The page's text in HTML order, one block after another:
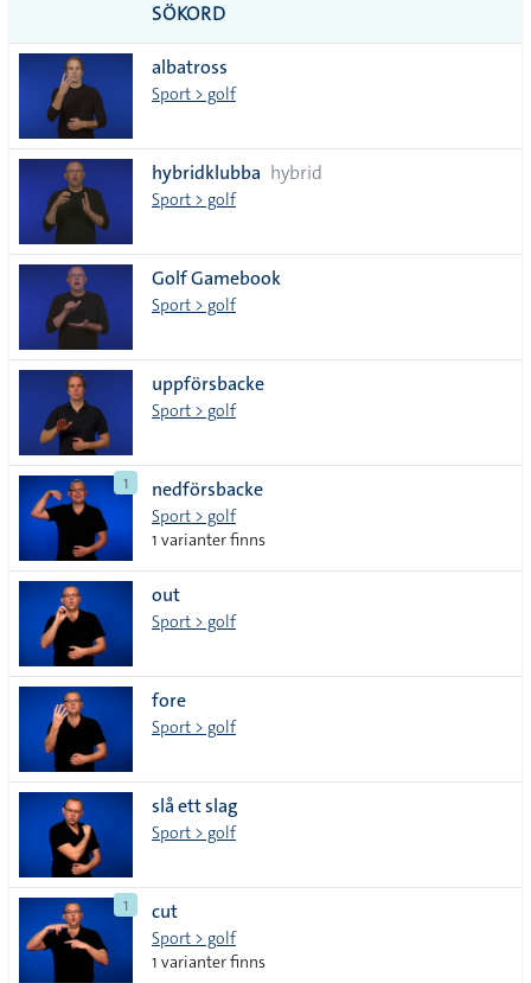
tecken
SÖKORD
albatross
Sport > golf
hybridklubba hybrid
Sport > golf
Golf Gamebook
Sport > golf
uppförsbacke
Sport > golf
1 nedförsbacke
Sport > golf
1 varianter finns
out
Sport > golf
fore
Sport > golf
slå ett slag
Sport > golf
1 cut
Sport > golf
1 varianter finns